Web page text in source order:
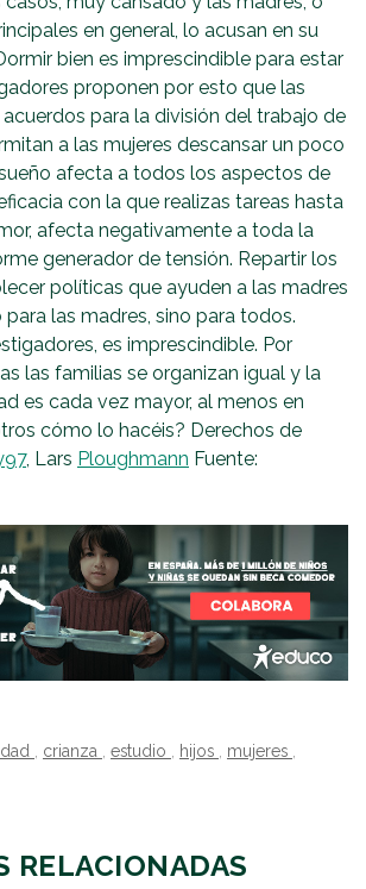
en general, lo acusan en su
bien es imprescindible para estar
proponen por esto que las
para la división del trabajo de
a las mujeres descansar un poco
afecta a todos los aspectos de
con la que realizas tareas hasta
afecta negativamente a toda la
generador de tensión. Repartir los
políticas que ayuden a las madres
las madres, sino para todos.
es imprescindible. Por
las familias se organizan igual y la
es cada vez mayor, al menos en
cómo lo hacéis? Derechos de
, Lars Ploughmann Fuente:
crianza estudio hijos mujeres
RELACIONADAS